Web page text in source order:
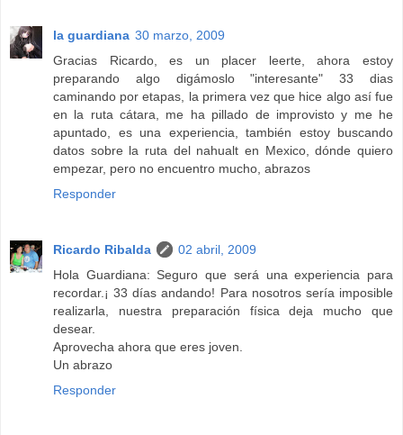
la guardiana 30 marzo, 2009
Gracias Ricardo, es un placer leerte, ahora estoy
preparando algo digámoslo "interesante" 33 dias
caminando por etapas, la primera vez que hice algo así fue
en la ruta cátara, me ha pillado de improvisto y me he
apuntado, es una experiencia, también estoy buscando
datos sobre la ruta del nahualt en Mexico, dónde quiero
empezar, pero no encuentro mucho, abrazos
Responder
Ricardo Ribalda
02 abril, 2009
Hola Guardiana: Seguro que será una experiencia para
recordar.¡ 33 días andando! Para nosotros sería imposible
realizarla, nuestra preparación física deja mucho que
desear.
Aprovecha ahora que eres joven.
Un abrazo
Responder